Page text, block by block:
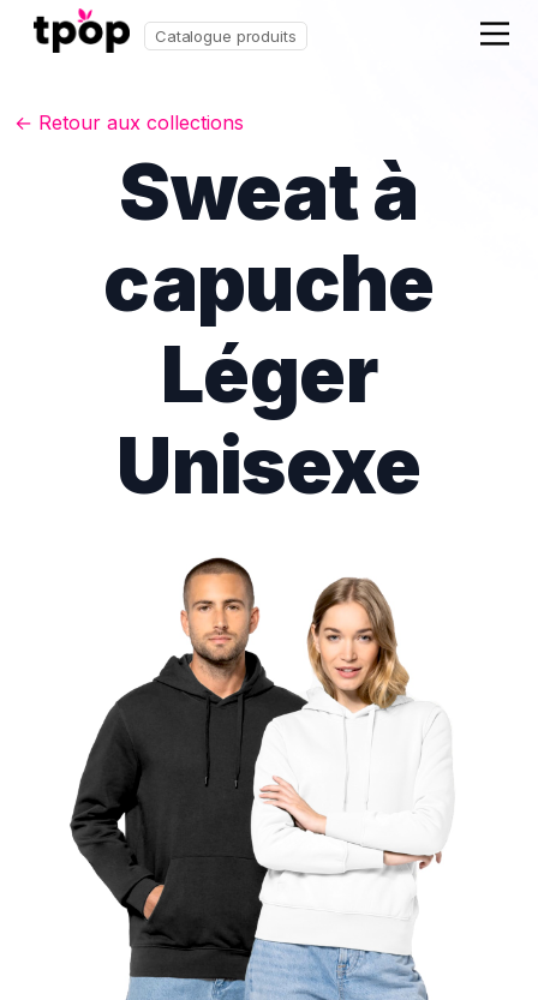
Catalogue produits
← Retour aux collections
Sweat à
capuche
Léger
Unisexe